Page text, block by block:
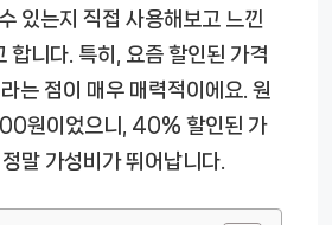
있는지 직접 사용해보고 느낀
합니다. 특히, 요즘 할인된 가격
점이 매우 매력적이에요. 원
원이었으니, 40% 할인된 가
말 가성비가 뛰어납니다.